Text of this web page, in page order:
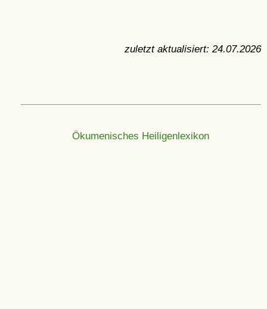
zuletzt aktualisiert: 24.07.2026
Ökumenisches Heiligenlexikon